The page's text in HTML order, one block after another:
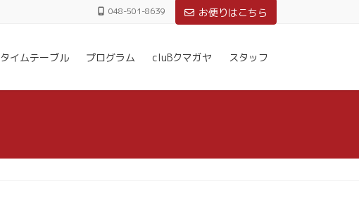
048-501-8639 お便りはこちら
タイムテーブル プログラム cluBクマガヤ スタッフ